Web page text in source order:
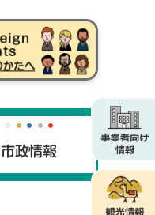
市政情報